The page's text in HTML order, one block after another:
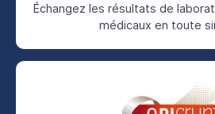
Échangez les résultats de
médicaux en toute